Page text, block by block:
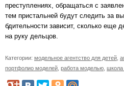
преступлениях, обращаться с
тем пристальней будут следить за
бдительности зависит, сколько еще
на руку дельцов.
Категории: модельное агентство для детей
портфолио моделей работа моделью школа